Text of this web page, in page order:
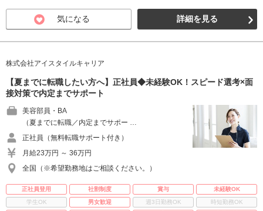
気になる 詳細を見る
株式会社アイスタイルキャリア
【夏までに転職したい方へ】正社員◆未経験OK！スピード選考×面
接対策で内定までサポート
美容部員・BA
（夏までに転職／内定までサポー …
正社員（無料転職サポート付き）
月給23万円 ～ 36万円
全国（※希望勤務地はご相談ください。）
正社員登用 社割制度 賞与
未経験OK
学生OK
男女歓迎 週3日勤務OK
時短勤務OK